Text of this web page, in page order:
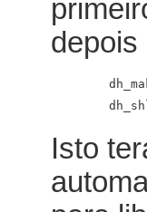
depois
Isto